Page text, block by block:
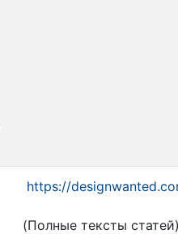
https://
(Полные тексты